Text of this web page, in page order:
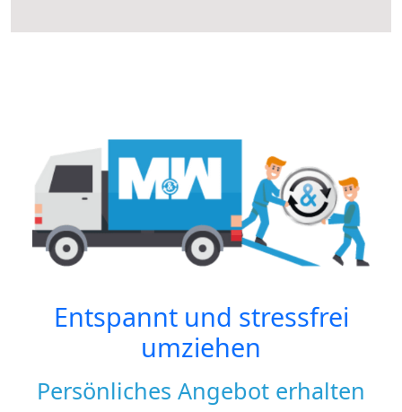
Entspannt und stressfrei
umziehen
Persönliches Angebot erhalten